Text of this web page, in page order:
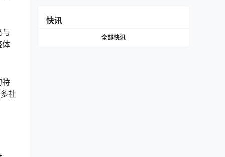
体
特
社
快讯
全部快讯